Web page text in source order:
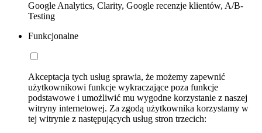
Google Analytics, Clarity, Google recenzje klientów, A/B-
Testing
Funkcjonalne
Akceptacja tych usług sprawia, że możemy zapewnić
użytkownikowi funkcje wykraczające poza funkcje
podstawowe i umożliwić mu wygodne korzystanie z naszej
witryny internetowej. Za zgodą użytkownika korzystamy w
tej witrynie z następujących usług stron trzecich: